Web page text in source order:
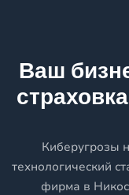
Ваш
Киберугрозы
технологический
фирма в